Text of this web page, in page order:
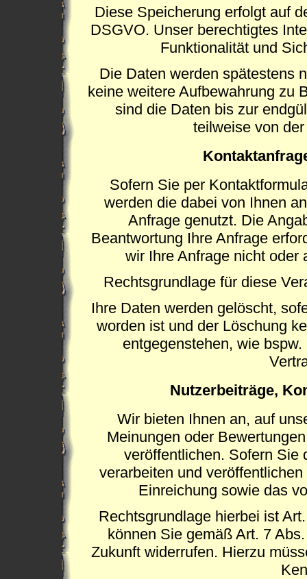
Diese Speicherung erfolgt auf
DSGVO. Unser berechtigtes
Funktionalität und
Die Daten werden spätestens
keine weitere Aufbewahrung zu
sind die Daten bis zur
teilweise von
Sofern Sie per
werden die dabei von Ihnen
Anfrage genutzt. Die
Beantwortung Ihre Anfrage
wir Ihre Anfrage nicht oder
Rechtsgrundlage für diese
Ihre Daten werden gelöscht,
worden ist und der Löschung
entgegenstehen, wie
Nutzerbeiträge,
Wir bieten Ihnen an, auf
Meinungen oder
veröffentlichen. Sofern Sie
verarbeiten und
Einreichung sowie das
Rechtsgrundlage hierbei ist
können Sie gemäß Art. 7
Zukunft widerrufen. Hierzu